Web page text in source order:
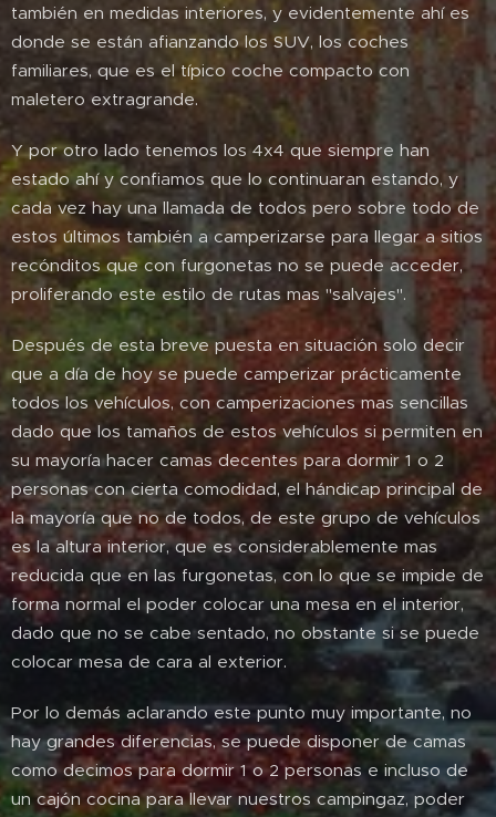
también en medidas interiores, y evidentemente ahí es
donde se están afianzando los SUV, los coches
familiares, que es el típico coche compacto con
maletero extragrande.
Y por otro lado tenemos los 4x4 que siempre han
estado ahí y confiamos que lo continuaran estando, y
cada vez hay una llamada de todos pero sobre todo de
estos últimos también a camperizarse para llegar a sitios
recónditos que con furgonetas no se puede acceder,
proliferando este estilo de rutas mas "salvajes".
Después de esta breve puesta en situación solo decir
que a día de hoy se puede camperizar prácticamente
todos los vehículos, con camperizaciones mas sencillas
dado que los tamaños de estos vehículos si permiten en
su mayoría hacer camas decentes para dormir 1 o 2
personas con cierta comodidad, el hándicap principal de
la mayoría que no de todos, de este grupo de vehículos
es la altura interior, que es considerablemente mas
reducida que en las furgonetas, con lo que se impide de
forma normal el poder colocar una mesa en el interior,
dado que no se cabe sentado, no obstante si se puede
colocar mesa de cara al exterior.
Por lo demás aclarando este punto muy importante, no
hay grandes diferencias, se puede disponer de camas
como decimos para dormir 1 o 2 personas e incluso de
un cajón cocina para llevar nuestros campingaz, poder